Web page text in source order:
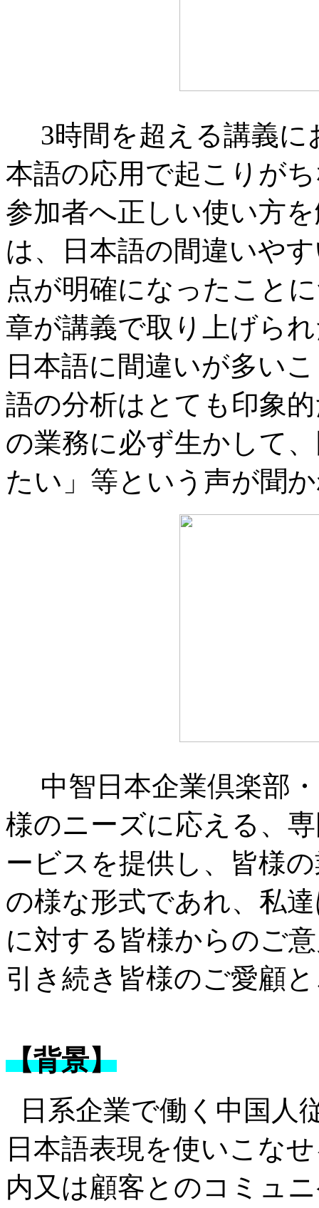
3時間を超える講義
本語の応用で起こりが
参加者へ正しい使い方
は、日本語の間違いや
点が明確になったこと
章が講義で取り上げら
日本語に間違いが多い
語の分析はとても印象
の業務に必ず生かして
たい」等という声が聞
中智日本企業倶楽部
様のニーズに応える、
ービスを提供し、皆様
の様な形式であれ、私
に対する皆様からのご
引き続き皆様のご愛顧
【背景】
日系企業で働く中国人
日本語表現を使いこな
内又は顧客とのコミュ